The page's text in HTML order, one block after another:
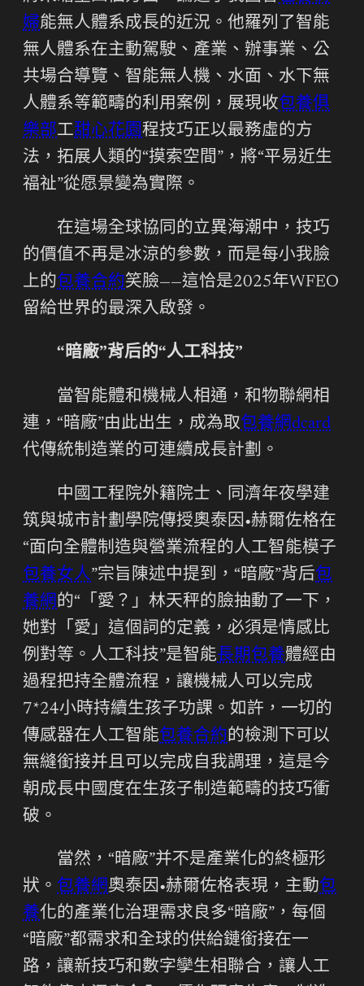
婦能無人體系成長的近況。他羅列了智能
無人體系在主動駕駛、產業、辦事業、公
共場合導覽、智能無人機、水面、水下無
人體系等範疇的利用案例，展現收包養俱
樂部工甜心花園程技巧正以最務虛的方
法，拓展人類的“摸索空間”，將“平易近生
福祉”從愿景變為實際。
在這場全球協同的立異海潮中，技巧
的價值不再是冰涼的參數，而是每小我臉
上的包養合約笑臉——這恰是2025年WFEO
留給世界的最深入啟發。
“暗廠”背后的“人工科技”
當智能體和機械人相通，和物聯網相
連，“暗廠”由此出生，成為取包養網dcard
代傳統制造業的可連續成長計劃。
中國工程院外籍院士、同濟年夜學建
筑與城市計劃學院傳授奧泰因•赫爾佐格在
“面向全體制造與營業流程的人工智能模子
包養女人”宗旨陳述中提到，“暗廠”背后包
養網的“「愛？」林天秤的臉抽動了一下，
她對「愛」這個詞的定義，必須是情感比
例對等。人工科技”是智能長期包養體經由
過程把持全體流程，讓機械人可以完成
7*24小時持續生孩子功課。如許，一切的
傳感器在人工智能包養合約的檢測下可以
無縫銜接并且可以完成自我調理，這是今
朝成長中國度在生孩子制造範疇的技巧衝
破。
當然，“暗廠”并不是產業化的終極形
狀。 包養網奧泰因•赫爾佐格表現，主動包
養化的產業化治理需求良多“暗廠”，每個
“暗廠”都需求和全球的供給鏈銜接在一
路，讓新技巧和數字孿生相聯合，讓人工